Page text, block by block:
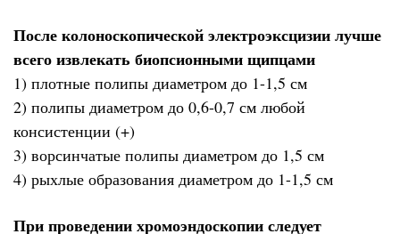
После колоноскопической электроэксцизии лучше
всего извлекать биопсионными щипцами
1) плотные полипы диаметром до 1-1,5 см
2) полипы диаметром до 0,6-0,7 см любой
консистенции (+)
3) ворсинчатые полипы диаметром до 1,5 см
4) рыхлые образования диаметром до 1-1,5 см
При проведении хромоэндоскопии следует